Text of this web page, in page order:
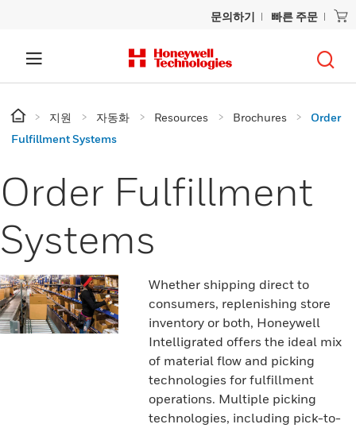
문의하기 빠른 주문
지원 자동화 Resources Brochures
Order
Fulfillment Systems
Order Fulfillment
Systems
Whether shipping direct to
consumers, replenishing store
inventory or both, Honeywell
Intelligrated offers the ideal mix
of material flow and picking
technologies for fulfillment
operations. Multiple picking
technologies, including pick-to-